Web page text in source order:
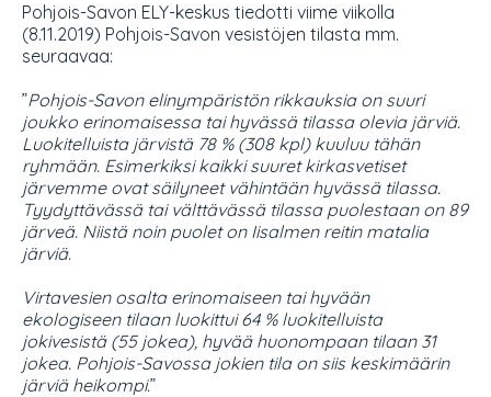
Pohjois-Savon ELY-keskus tiedotti viime viikolla
(8.11.2019) Pohjois-Savon vesistöjen tilasta mm.
seuraavaa:
”Pohjois-Savon elinympäristön rikkauksia on suuri
joukko erinomaisessa tai hyvässä tilassa olevia järviä.
Luokitelluista järvistä 78 % (308 kpl) kuuluu tähän
ryhmään. Esimerkiksi kaikki suuret kirkasvetiset
järvemme ovat säilyneet vähintään hyvässä tilassa.
Tyydyttävässä tai välttävässä tilassa puolestaan on 89
järveä. Niistä noin puolet on Iisalmen reitin matalia
järviä.
Virtavesien osalta erinomaiseen tai hyvään
ekologiseen tilaan luokittui 64 % luokitelluista
jokivesistä (55 jokea), hyvää huonompaan tilaan 31
jokea. Pohjois-Savossa jokien tila on siis keskimäärin
järviä heikompi.”